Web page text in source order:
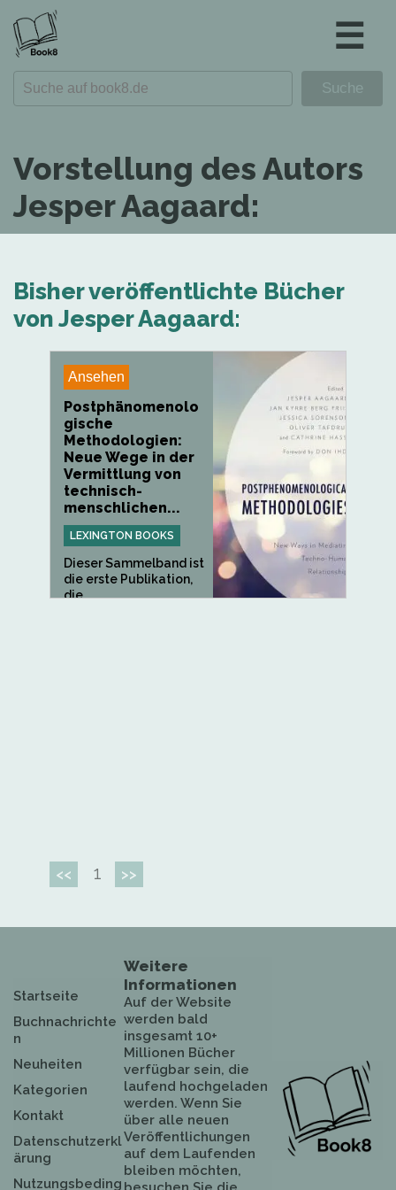
☰
Vorstellung des Autors
Jesper Aagaard:
Bisher veröffentlichte Bücher
von Jesper Aagaard:
Ansehen
Postphänomenolo
gische
Methodologien:
Neue Wege in der
Vermittlung von
technisch-
menschlichen...
LEXINGTON BOOKS
Dieser Sammelband ist
die erste Publikation,
die...
<< 1 >>
Startseite
Buchnachrichte
n
Neuheiten
Kategorien
Kontakt
Datenschutzerkl
ärung
Nutzungsbeding
Weitere
Informationen
Auf der Website
werden bald
insgesamt 10+
Millionen Bücher
verfügbar sein, die
laufend hochgeladen
werden. Wenn Sie
über alle neuen
Veröffentlichungen
auf dem Laufenden
bleiben möchten,